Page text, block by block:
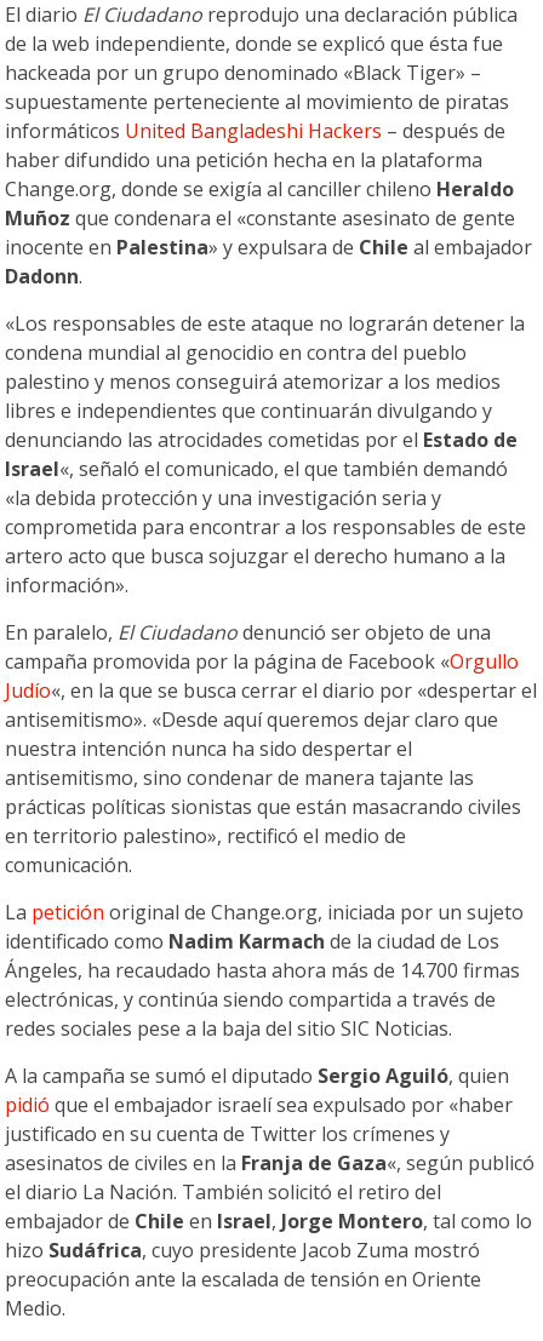
El diario El Ciudadano reprodujo una declaración pública
de la web independiente, donde se explicó que ésta fue
hackeada por un grupo denominado «Black Tiger» –
supuestamente perteneciente al movimiento de piratas
informáticos United Bangladeshi Hackers – después de
haber difundido una petición hecha en la plataforma
Change.org, donde se exigía al canciller chileno Heraldo
Muñoz que condenara el «constante asesinato de gente
inocente en Palestina» y expulsara de Chile al embajador
Dadonn.
«Los responsables de este ataque no lograrán detener la
condena mundial al genocidio en contra del pueblo
palestino y menos conseguirá atemorizar a los medios
libres e independientes que continuarán divulgando y
denunciando las atrocidades cometidas por el Estado de
Israel«, señaló el comunicado, el que también demandó
«la debida protección y una investigación seria y
comprometida para encontrar a los responsables de este
artero acto que busca sojuzgar el derecho humano a la
información».
En paralelo, El Ciudadanodenunció ser objeto de una
campaña promovida por la página de Facebook «Orgullo
Judío«, en la que se busca cerrar el diario por «despertar el
antisemitismo». «Desde aquí queremos dejar claro que
nuestra intención nunca ha sido despertar el
antisemitismo, sino condenar de manera tajante las
prácticas políticas sionistas que están masacrando civiles
en territorio palestino», rectificó el medio de
comunicación.
La petición original de Change.org, iniciada por un sujeto
identificado como Nadim Karmach de la ciudad de Los
Ángeles, ha recaudado hasta ahora más de 14.700 firmas
electrónicas, y continúa siendo compartida a través de
redes sociales pese a la baja del sitioSIC Noticias.
A la campaña se sumó el diputado Sergio Aguiló, quien
pidió que el embajador israelí sea expulsado por «haber
justificado en su cuenta de Twitter los crímenes y
asesinatos de civiles en la Franja de Gaza«, según publicó
el diario La Nación. También solicitó el retiro del
embajador de Chile en Israel, Jorge Montero, tal como lo
hizo Sudáfrica, cuyo presidente Jacob Zuma mostró
preocupación ante la escalada de tensión en Oriente
Medio.